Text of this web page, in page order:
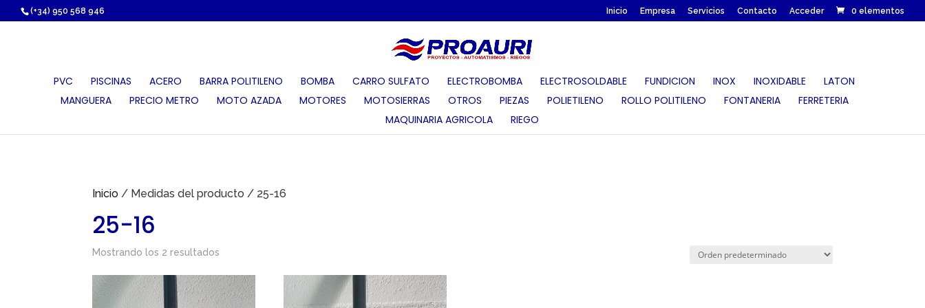
https://proauri.es/
(+34) 950 568 946 Inicio Empresa Servicios Contacto Acceder 0 elementos
PVC PISCINAS ACERO BARRA POLITILENO BOMBA CARRO SULFATO ELECTROBOMBA ELECTROSOLDABLE FUNDICION INOX INOXIDABLE
LATON
MANGUERA
PRECIO METRO MOTO AZADA MOTORES MOTOSIERRAS OTROS PIEZAS POLIETILENO ROLLO POLITILENO FONTANERIA
FERRETERIA
MAQUINARIA AGRICOLA
RIEGO
Inicio / Medidas del producto / 25-16
25-16
Mostrando los 2 resultados